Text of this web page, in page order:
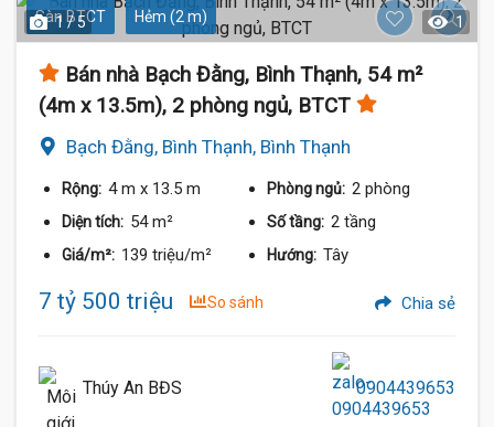
Sàn BTCT Hẻm (2 m)
1 / 5 1
Bán nhà Bạch Đằng, Bình Thạnh, 54 m²
(4m x 13.5m), 2 phòng ngủ, BTCT
Bạch Đằng, Bình Thạnh, Bình Thạnh
Rộng: 4 m x 13.5 m Phòng ngủ: 2 phòng
Diện tích: 54 m² Số tầng: 2 tầng
Giá/m²: 139 triệu/m² Hướng: Tây
7 tỷ 500 triệu So sánh Chia sẻ
Thúy An BĐS 0904439653